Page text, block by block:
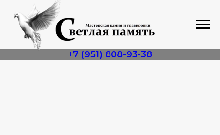
+7 (951) 808-93-38